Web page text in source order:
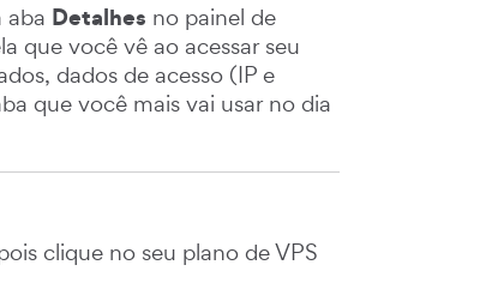
aba Detalhes no painel de
que você vê ao acessar seu
dados de acesso (IP e
que você mais vai usar no dia
clique no seu plano de VPS